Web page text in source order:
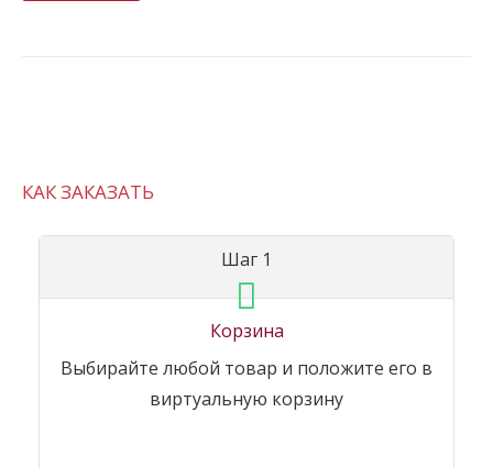
КАК ЗАКАЗАТЬ
Шаг 1
Корзина
Выбирайте любой товар и положите его в
виртуальную корзину